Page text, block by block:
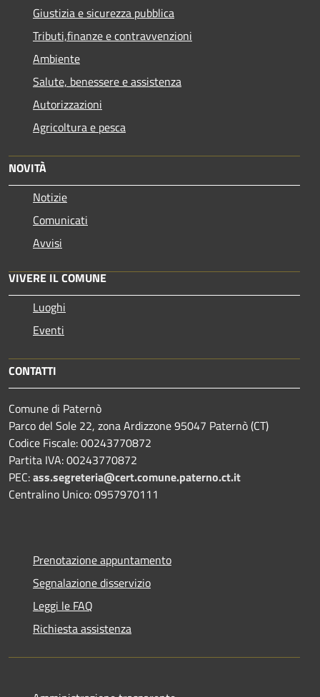
Giustizia e sicurezza pubblica
Tributi,finanze e contravvenzioni
Ambiente
Salute, benessere e assistenza
Autorizzazioni
Agricoltura e pesca
NOVITÀ
Notizie
Comunicati
Avvisi
VIVERE IL COMUNE
Luoghi
Eventi
CONTATTI
Comune di Paternò
Parco del Sole 22, zona Ardizzone 95047 Paternò (CT)
Codice Fiscale: 00243770872
Partita IVA: 00243770872
PEC:ass.segreteria@cert.comune.paterno.ct.it
Centralino Unico: 0957970111
Prenotazione appuntamento
Segnalazione disservizio
Leggi le FAQ
Richiesta assistenza